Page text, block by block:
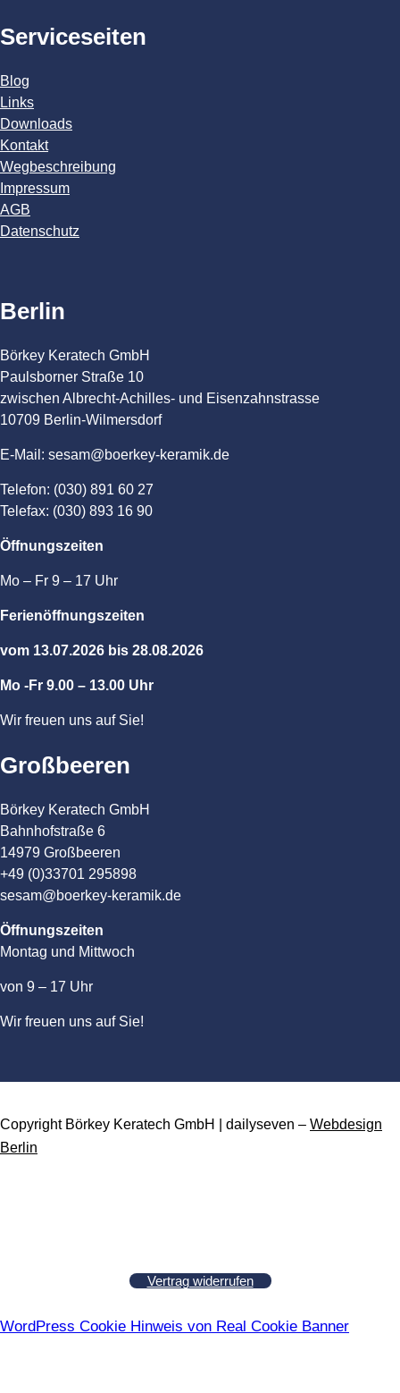
Serviceseiten
Blog
Links
Downloads
Kontakt
Wegbeschreibung
Impressum
AGB
Datenschutz
Berlin
Börkey Keratech GmbH
Paulsborner Straße 10
zwischen Albrecht-Achilles- und Eisenzahnstrasse
10709 Berlin-Wilmersdorf
E-Mail: sesam@boerkey-keramik.de
Telefon: (030) 891 60 27
Telefax: (030) 893 16 90
Öffnungszeiten
Mo – Fr 9 – 17 Uhr
Ferienöffnungszeiten
vom 13.07.2026 bis 28.08.2026
Mo -Fr 9.00 – 13.00 Uhr
Wir freuen uns auf Sie!
Großbeeren
Börkey Keratech GmbH
Bahnhofstraße 6
14979 Großbeeren
+49 (0)33701 295898
sesam@boerkey-keramik.de
Öffnungszeiten
Montag und Mittwoch
von 9 – 17 Uhr
Wir freuen uns auf Sie!
Copyright Börkey Keratech GmbH | dailyseven – Webdesign
Berlin
Vertrag widerrufen
WordPress Cookie Hinweis von Real Cookie Banner